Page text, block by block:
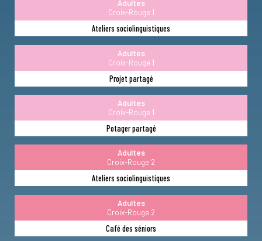
Adultes
Croix-Rouge 1
Ateliers sociolinguistiques
Adultes
Croix-Rouge 1
Projet partagé
Adultes
Croix-Rouge 1
Potager partagé
Adultes
Croix-Rouge 2
Ateliers sociolinguistiques
Adultes
Croix-Rouge 2
Café des séniors